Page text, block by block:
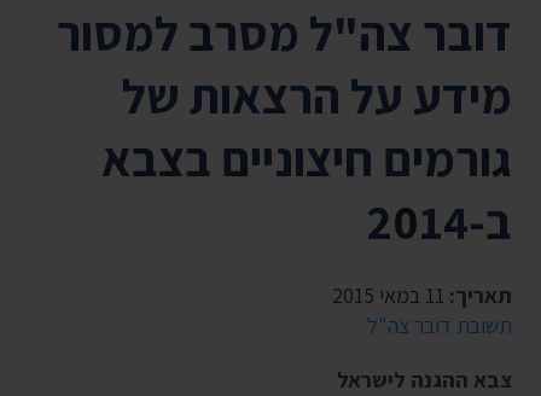
דובר צה"ל מסרב למסור
מידע על הרצאות של
גורמים חיצוניים בצבא
ב-2014
תאריך:
תשובת דובר צה"ל
צבא ההגנה לישראל